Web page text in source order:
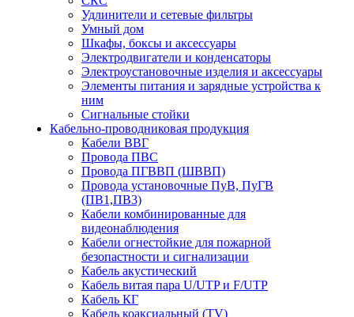
Удлинители и сетевые фильтры
Умный дом
Шкафы, боксы и аксессуары
Электродвигатели и конденсаторы
Электроустановочные изделия и аксессуары
Элементы питания и зарядные устройства к
ним
Сигнальные стойки
Кабельно-проводниковая продукция
Кабели ВВГ
Провода ПВС
Провода ПГВВП (ШВВП)
Провода установочные ПуВ, ПуГВ
(ПВ1,ПВ3)
Кабели комбинированные для
видеонаблюдения
Кабели огнестойкие для пожарной
безопастности и сигнализации
Кабель акустический
Кабель витая пара U/UTP и F/UTP
Кабель КГ
Кабель коаксиальный (TV)